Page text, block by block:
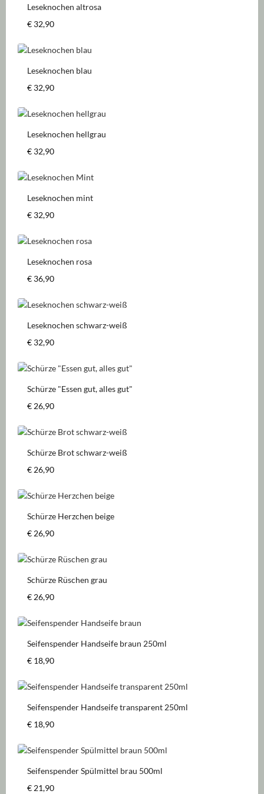
Leseknochen altrosa
Regulärer Preis:
€ 32,90
Leseknochen blau
Regulärer Preis:
€ 32,90
Leseknochen hellgrau
Regulärer Preis:
€ 32,90
Leseknochen mint
Regulärer Preis:
€ 32,90
Leseknochen rosa
Regulärer Preis:
€ 36,90
Leseknochen schwarz-weiß
Regulärer Preis:
€ 32,90
Schürze "Essen gut, alles gut"
Regulärer Preis:
€ 26,90
Schürze Brot schwarz-weiß
Regulärer Preis:
€ 26,90
Schürze Herzchen beige
Regulärer Preis:
€ 26,90
Schürze Rüschen grau
Regulärer Preis:
€ 26,90
Seifenspender Handseife braun 250ml
Regulärer Preis:
€ 18,90
Seifenspender Handseife transparent 250ml
Regulärer Preis:
€ 18,90
Seifenspender Spülmittel brau 500ml
Regulärer Preis:
€ 21,90